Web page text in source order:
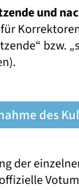
und
bzw.
des
der